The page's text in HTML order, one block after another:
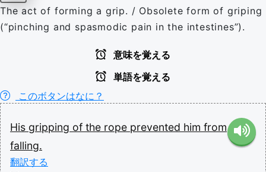
The act of forming a grip. / Obsolete form of griping
(“pinching and spasmodic pain in the intestines”).
意味を覚える
単語を覚える
このボタンはなに？
His gripping of the rope prevented him from
falling.
翻訳する